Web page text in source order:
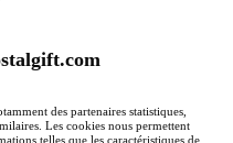
des partenaires statistiques,
Les cookies nous permettent
telles que les caractéristiques de